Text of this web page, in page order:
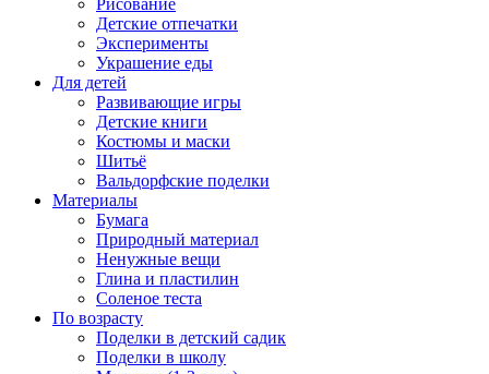
Рисование
Детские отпечатки
Эксперименты
Украшение еды
Для детей
Развивающие игры
Детские книги
Костюмы и маски
Шитьё
Вальдорфские поделки
Материалы
Бумага
Природный материал
Ненужные вещи
Глина и пластилин
Соленое теста
По возрасту
Поделки в детский садик
Поделки в школу